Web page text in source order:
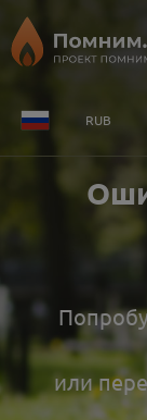
RUB
или